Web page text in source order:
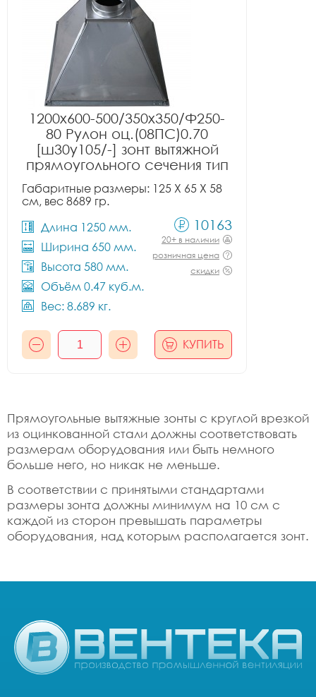
1200x600-500/350x350/Ф250-
80 Рулон оц.(08ПС)0.70
[ш30у105/-] зонт вытяжной
прямоугольного сечения тип
Габаритные размеры: 125 X 65 X 58
см, вес 8689 гр.
Длина 1250 мм.
Ширина 650 мм.
Высота 580 мм.
Объём 0.47 куб.м.
Вес: 8.689 кг.
10163
20+ в наличии
розничная цена
скидки
КУПИТЬ
Прямоугольные вытяжные зонты с круглой врезкой
из оцинкованной стали должны соответствовать
размерам оборудования или быть немного
больше него, но никак не меньше.
В соответствии с принятыми стандартами
размеры зонта должны минимум на 10 см с
каждой из сторон превышать параметры
оборудования, над которым располагается зонт.